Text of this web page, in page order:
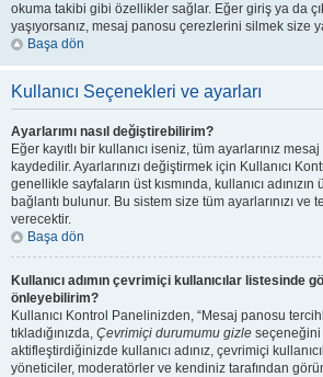
okuma takibi gibi özellikler sağlar. Eğer giriş ya da
yaşıyorsanız, mesaj panosu çerezlerini silmek size
Başa dön
Kullanıcı Seçenekleri ve ayarları
Ayarlarımı nasıl değiştirebilirim?
Eğer kayıtlı bir kullanıcı iseniz, tüm ayarlarınız
kaydedilir. Ayarlarınızı değiştirmek için Kullanıcı
genellikle sayfaların üst kısmında, kullanıcı adınızın
bağlantı bulunur. Bu sistem size tüm ayarlarınızı
verecektir.
Başa dön
Kullanıcı adımın çevrimiçi kullanıcılar listesinde
önleyebilirim?
Kullanıcı Kontrol Panelinizden, “Mesaj panosu
tıkladığınızda, Çevrimiçi durumumu gizle seçeneğini
aktifleştirdiğinizde kullanıcı adınız, çevrimiçi
yöneticiler, moderatörler ve kendiniz tarafından